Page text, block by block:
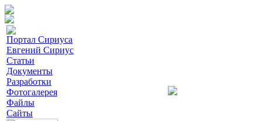
Портал Сириуса
Евгений Сириус
Статьи
Документы
Разработки
Фотогалерея
Файлы
Сайты